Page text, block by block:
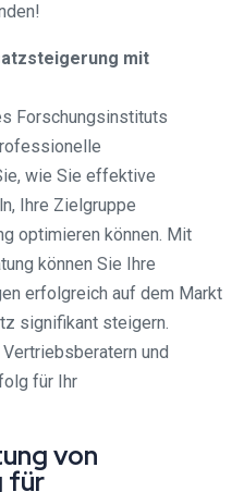
mit
Forschungsinstituts
wie Sie effektive
Ihre Zielgruppe
optimieren können. Mit
können Sie Ihre
erfolgreich auf dem Markt
signifikant steigern.
und
für Ihr
von
für